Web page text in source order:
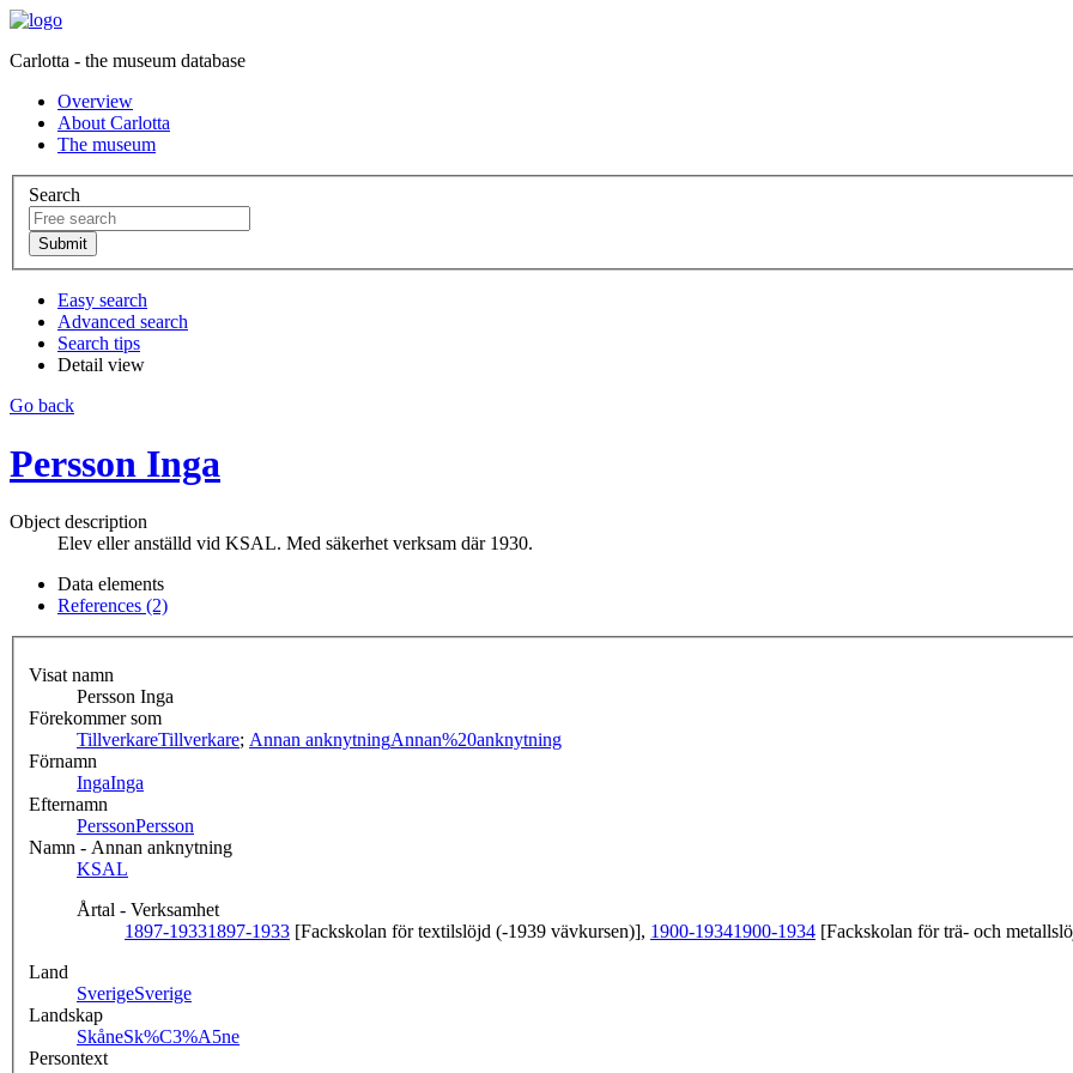
Carlotta - the museum database
Overview
About Carlotta
The museum
Search
Easy search
Advanced search
Search tips
Detail view
Go back
Persson Inga
Object description
Elev eller anställd vid KSAL. Med säkerhet verksam där 1930.
Data elements
References (2)
Visat namn
Persson Inga
Förekommer som
TillverkareTillverkare; Annan anknytningAnnan%20anknytning
Förnamn
IngaInga
Efternamn
PerssonPersson
Namn - Annan anknytning
KSAL
Årtal - Verksamhet
1897-19331897-1933 [Fackskolan för textilslöjd (-1939 vävkursen)], 1900-19341900-1934 [Fackskolan för trä- och
Land
SverigeSverige
Landskap
SkåneSk%C3%A5ne
Persontext